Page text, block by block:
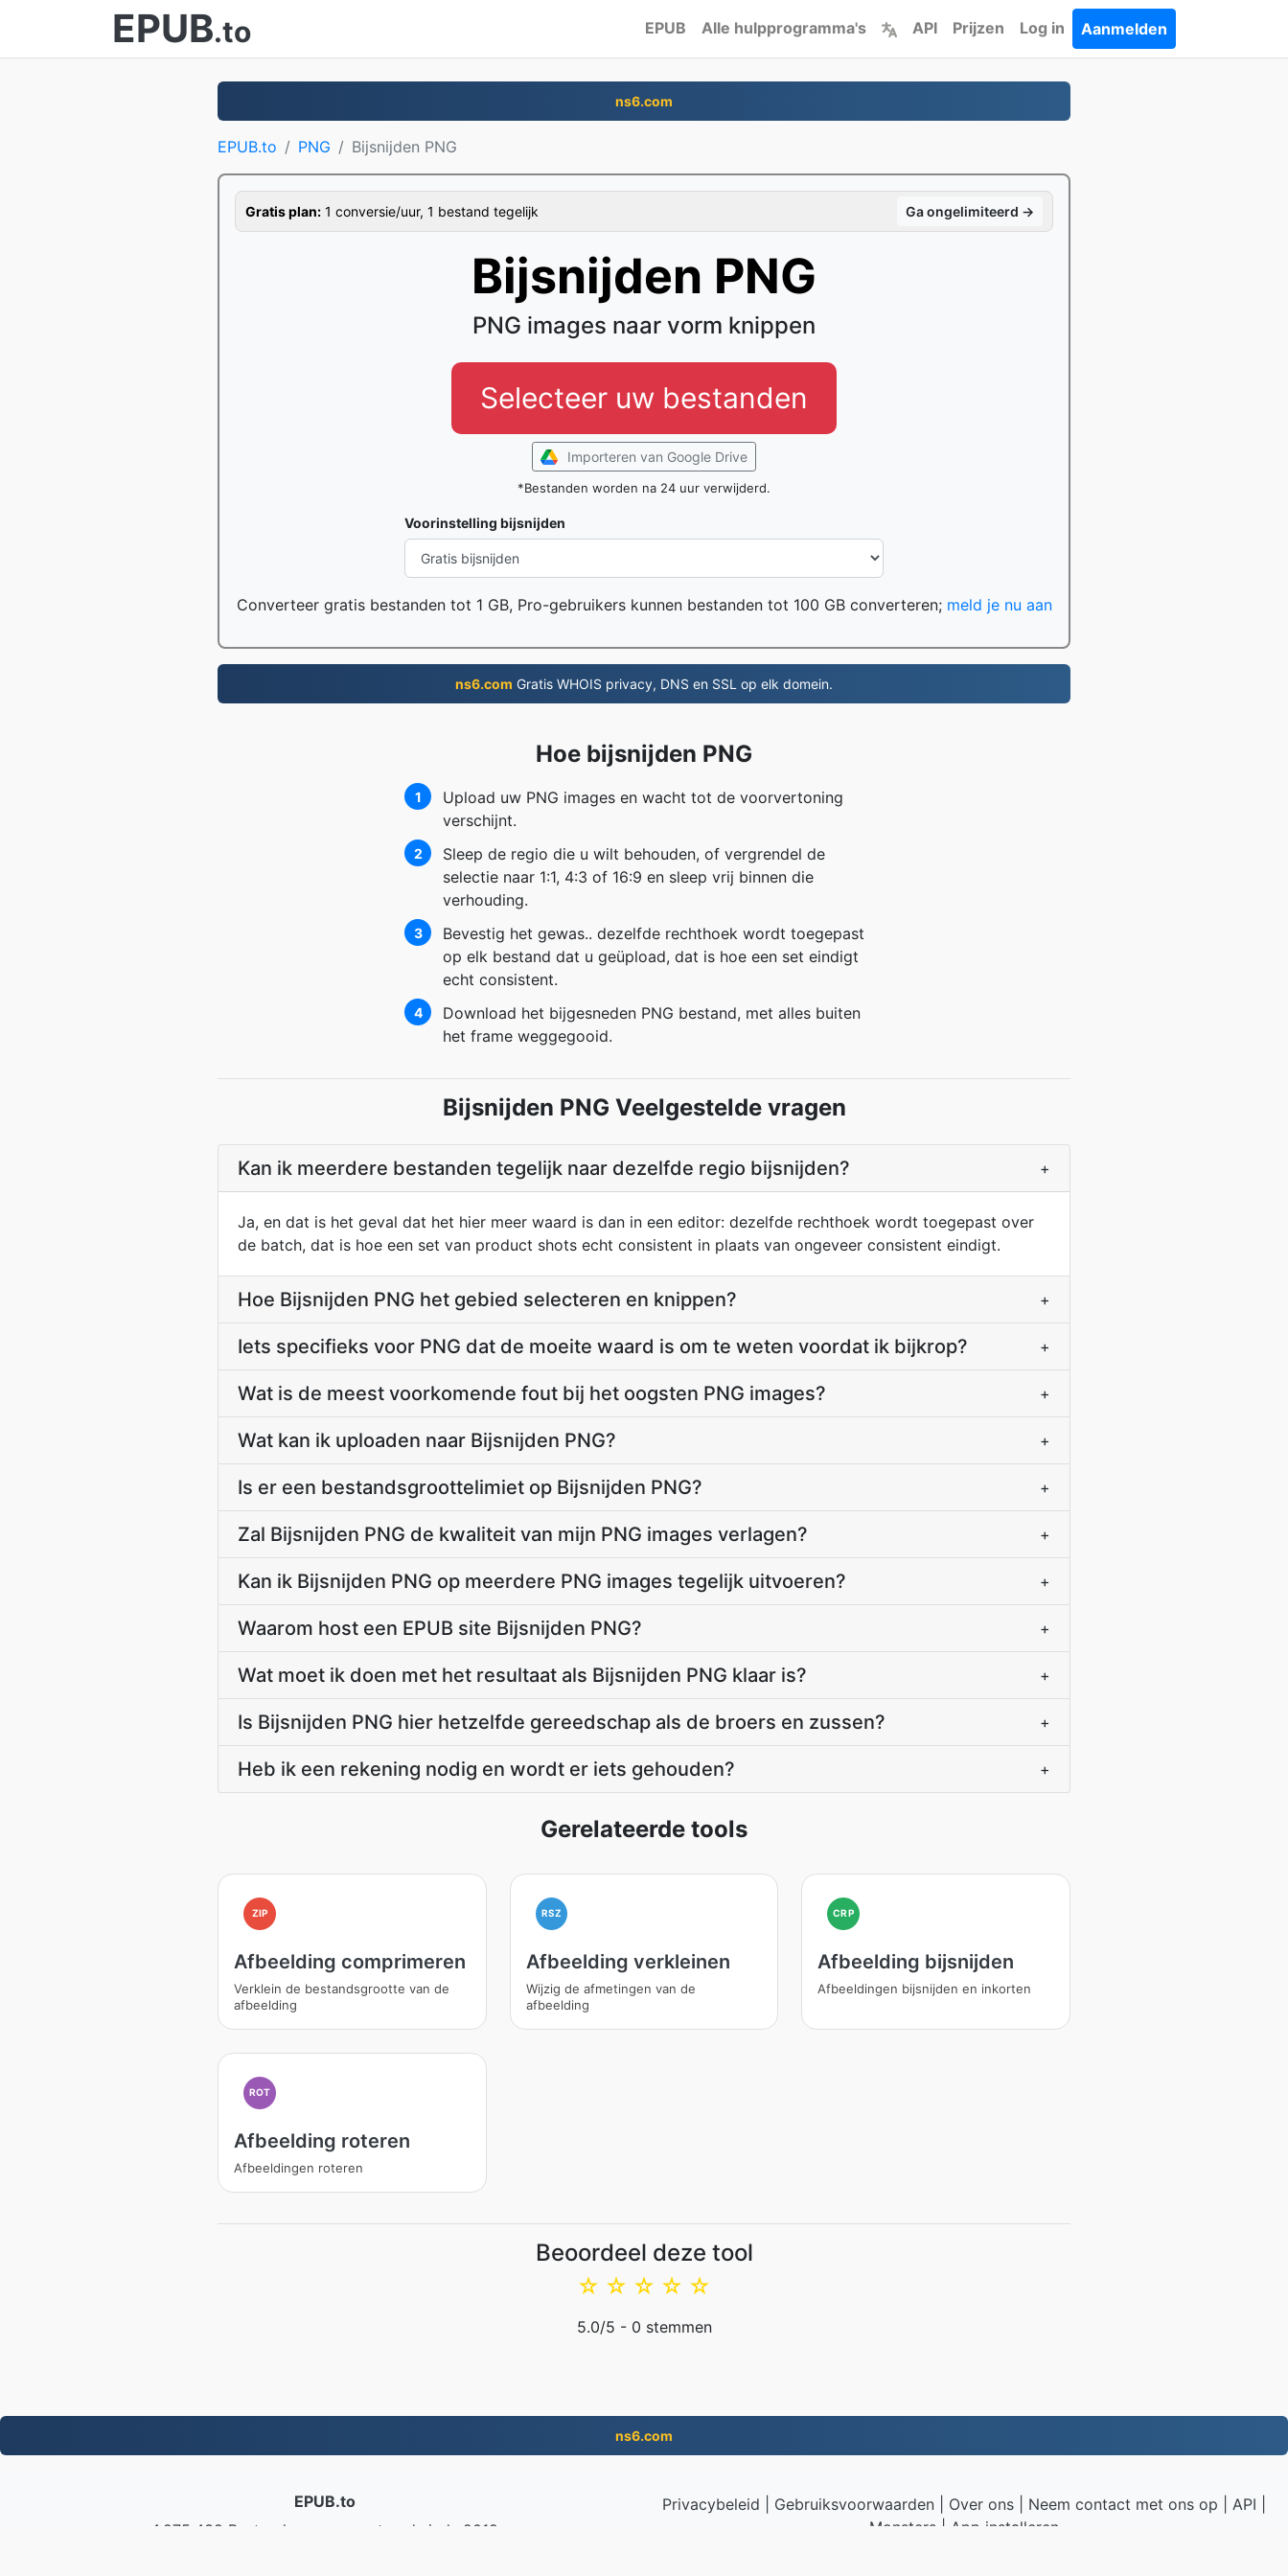
EPUB.to EPUB Alle hulpprogramma's API Prijzen Log in Aanmelden
ns6.com
EPUB.to PNG Bijsnijden PNG
Gratis plan: 1 conversie/uur, 1 bestand tegelijk Ga ongelimiteerd →
Bijsnijden PNG
PNG images naar vorm knippen
Selecteer uw bestanden
Importeren van Google Drive
*Bestanden worden na 24 uur verwijderd.
Voorinstelling bijsnijden
Converteer gratis bestanden tot 1 GB, Pro-gebruikers kunnen bestanden tot 100 GB converteren; meld je nu aan
ns6.com Gratis WHOIS privacy, DNS en SSL op elk domein.
Hoe bijsnijden PNG
1
Upload uw PNG images en wacht tot de voorvertoning
verschijnt.
2
Sleep de regio die u wilt behouden, of vergrendel de
selectie naar 1:1, 4:3 of 16:9 en sleep vrij binnen die
verhouding.
3
Bevestig het gewas.. dezelfde rechthoek wordt toegepast
op elk bestand dat u geüpload, dat is hoe een set eindigt
echt consistent.
4
Download het bijgesneden PNG bestand, met alles buiten
het frame weggegooid.
Bijsnijden PNG Veelgestelde vragen
Kan ik meerdere bestanden tegelijk naar dezelfde regio bijsnijden? +
Ja, en dat is het geval dat het hier meer waard is dan in een editor: dezelfde rechthoek wordt toegepast over
de batch, dat is hoe een set van product shots echt consistent in plaats van ongeveer consistent eindigt.
Hoe Bijsnijden PNG het gebied selecteren en knippen? +
Iets specifieks voor PNG dat de moeite waard is om te weten voordat ik bijkrop? +
Wat is de meest voorkomende fout bij het oogsten PNG images? +
Wat kan ik uploaden naar Bijsnijden PNG? +
Is er een bestandsgroottelimiet op Bijsnijden PNG? +
Zal Bijsnijden PNG de kwaliteit van mijn PNG images verlagen? +
Kan ik Bijsnijden PNG op meerdere PNG images tegelijk uitvoeren? +
Waarom host een EPUB site Bijsnijden PNG? +
Wat moet ik doen met het resultaat als Bijsnijden PNG klaar is? +
Is Bijsnijden PNG hier hetzelfde gereedschap als de broers en zussen? +
Heb ik een rekening nodig en wordt er iets gehouden? +
Gerelateerde tools
ZIP
Afbeelding comprimeren
Verklein de bestandsgrootte van de
afbeelding
RSZ
Afbeelding verkleinen
Wijzig de afmetingen van de
afbeelding
CRP
Afbeelding bijsnijden
Afbeeldingen bijsnijden en inkorten
ROT
Afbeelding roteren
Afbeeldingen roteren
Beoordeel deze tool
☆
☆
☆
☆
☆
5.0/5 - 0 stemmen
ns6.com
EPUB.to
4,275,439 Bestanden geconverteerd sinds 2019
Privacybeleid Gebruiksvoorwaarden| Over ons| Neem contact met ons op API
Monsters | App installeren